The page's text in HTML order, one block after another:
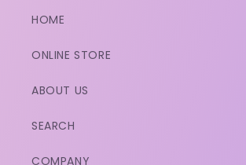
HOME
ONLINE STORE
ABOUT US
SEARCH
COMPANY